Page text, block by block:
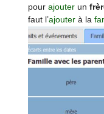
pour ajouterun
faut l’ajouterà la